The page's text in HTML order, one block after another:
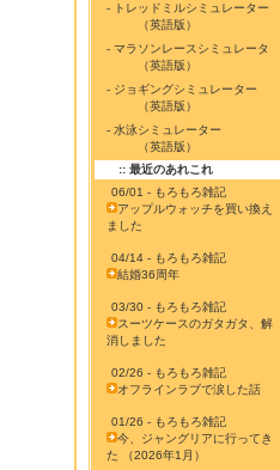
- トレッドミルシミュレーター
（英語版）
- マラソンレースシミュレータ
（英語版）
- ジョギングシミュレーター
（英語版）
- 水泳シミュレーター
（英語版）
:: 最近のあれこれ
06/01 - もろもろ雑記
アップルウォッチを買い換え
ました
04/14 - もろもろ雑記
結婚36周年
03/30 - もろもろ雑記
スーツケースのガタガタ、解
消しました
02/26 - もろもろ雑記
オフラインラブで涙した話
01/26 - もろもろ雑記
今、ジャングリアに行ってき
た （2026年1月）